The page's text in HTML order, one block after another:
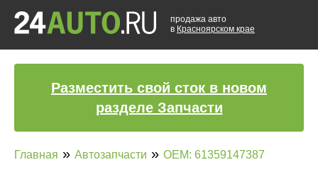
продажа авто
в Красноярском крае
Разместить свой сток в новом
разделе Запчасти
Главная » Автозапчасти » OEM: 61359147387